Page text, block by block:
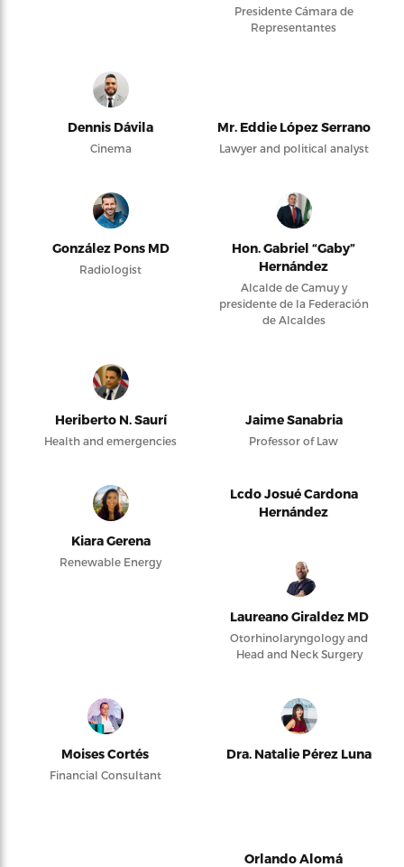
Presidente Cámara de
Representantes
Dennis Dávila
Cinema
Mr. Eddie López Serrano
Lawyer and political analyst
González Pons MD
Radiologist
Hon. Gabriel “Gaby”
Hernández
Alcalde de Camuy y
presidente de la Federación
de Alcaldes
Heriberto N. Saurí
Health and emergencies
Jaime Sanabria
Professor of Law
Kiara Gerena
Renewable Energy
Lcdo Josué Cardona
Hernández
Laureano Giraldez MD
Otorhinolaryngology and
Head and Neck Surgery
Moises Cortés
Financial Consultant
Dra. Natalie Pérez Luna
Orlando Alomá